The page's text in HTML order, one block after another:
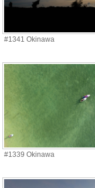
#1341 Okinawa
#1339 Okinawa